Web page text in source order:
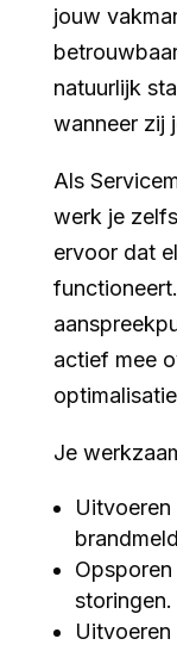
jouw
natuurlijk
wanneer zij
Als
werk je
ervoor dat
actief mee
Je
storingen.
Uitvoeren